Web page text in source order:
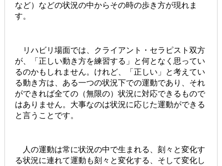
など）などの状況の中からその時の歩き方が現れま
す。
リハビリ場面では、クライアント・セラピスト双方
が、「正しい動き方を練習する」と何となく思ってい
るのかもしれません。けれど、「正しい」と考えてい
る動き方は、ある一つの状況下での運動であり、それ
ができれば全ての（無限の）状況に対応できるもので
はありません。大事なのは状況に応じた運動ができる
と言うことです。
人の運動は常に状況の中で生まれる、刻々と変化す
る状況に連れて運動も刻々と変化する、そして変化し